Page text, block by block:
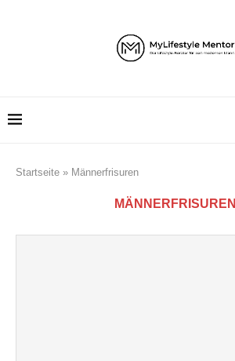
Startseite » Männerfrisuren
MÄNNERFRISUREN